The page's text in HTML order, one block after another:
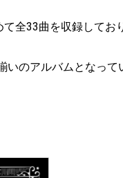
全33曲を収録してお
いのアルバムとなっ